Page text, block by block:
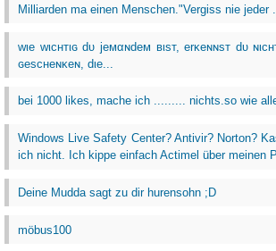
Milliarden ma einen Menschen."Vergiss nie jeder ...
wιe wιcнтιɢ dυ jeмαɴdeм вιѕт, erĸeɴɴѕт dυ
ɢeѕcнeɴĸeɴ, dιe...
bei 1000 likes, mache ich ......... nichts.so wie
Windows Live Safety Center? Antivir? Norton?
ich nicht. Ich kippe einfach Actimel über meinen
Deine Mudda sagt zu dir hurensohn ;D
möbus100